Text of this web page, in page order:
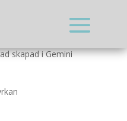
skapad i Gemini